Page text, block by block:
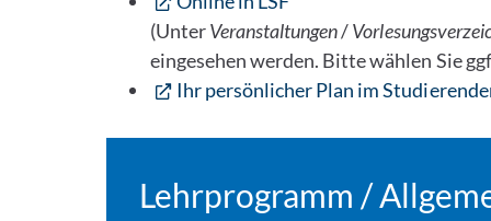
(UnterVeranstaltungen/
eingesehen werden. Bitte wählen Sie
Ihr persönlicher Plan im
Lehrprogramm /